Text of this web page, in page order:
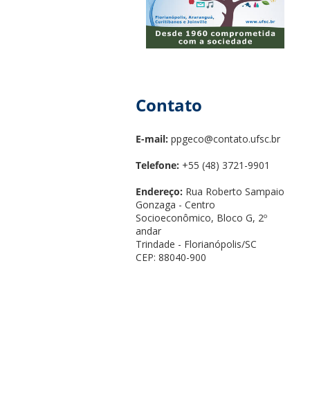
Contato
E-mail: ppgeco@contato.ufsc.br
Telefone: +55 (48) 3721-9901
Endereço: Rua Roberto Sampaio
Gonzaga - Centro
Socioeconômico, Bloco G, 2º
andar
Trindade - Florianópolis/SC
CEP: 88040-900